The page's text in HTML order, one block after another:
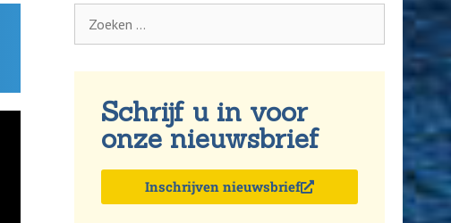
Schrijf u in voor
onze nieuwsbrief
Inschrijven nieuwsbrief